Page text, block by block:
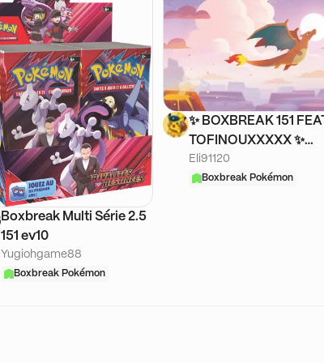
Boxbreak Multi Série 2.5
151 ev10
Yugiohgame88
Boxbreak Pokémon
✨ BOXBREAK 151 FEAT
TOFINOUXXXXX ✨
VENEZ PRENDRE VOS
DINGUERIES ✨
Eli91120
Boxbreak Pokémon